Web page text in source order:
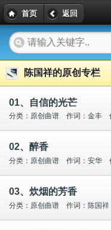
首页 返回
陈国祥的原创专栏
01、自信的光芒
分类：原创曲谱 作词：金丰
02、醉香
分类：原创曲谱 作词：安华
03、炊烟的芳香
分类：原创曲谱 作词：陈国